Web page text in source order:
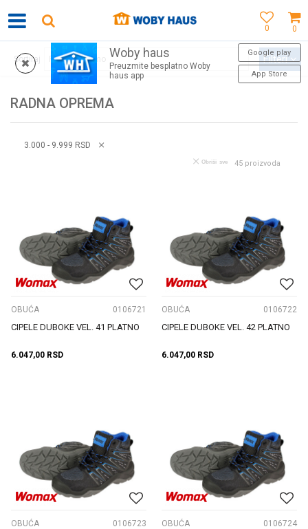
0
0
Woby haus
Preuzmite besplatno Woby
haus app
Google play
App Store
WOBY KARTICA NAGRAĐUJE SVAKU KUPOVINU!
RADNA OPREMA
Sortiraj Filteri
3.000 - 9.999 RSD
45 proizvoda
Obriši sve
OBUĆA 0106721
CIPELE DUBOKE VEL. 41 PLATNO
6.047,00 RSD
OBUĆA 0106722
CIPELE DUBOKE VEL. 42 PLATNO
6.047,00 RSD
OBUĆA 0106723 OBUĆA 0106724